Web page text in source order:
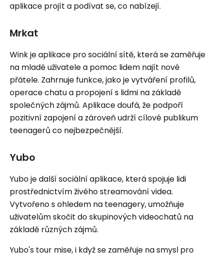
aplikace projít a podívat se, co nabízejí.
Mrkat
Wink je aplikace pro sociální sítě, která se zaměřuje
na mladé uživatele a pomoc lidem najít nové
přátele. Zahrnuje funkce, jako je vytváření profilů,
operace chatu a propojení s lidmi na základě
společných zájmů. Aplikace doufá, že podpoří
pozitivní zapojení a zároveň udrží cílové publikum
teenagerů co nejbezpečnější.
Yubo
Yubo je další sociální aplikace, která spojuje lidi
prostřednictvím živého streamování videa.
Vytvořeno s ohledem na teenagery, umožňuje
uživatelům skočit do skupinových videochatů na
základě různých zájmů.
Yubo's tour mise, i když se zaměřuje na smysl pro